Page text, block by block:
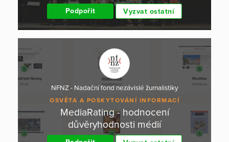
Podpořit Vyzvat ostatní
NFNZ - Nadační fond nezávislé žurnalistiky
OSVĚTA A POSKYTOVÁNÍ INFORMACÍ
MediaRating - hodnocení
důvěryhodnosti médií